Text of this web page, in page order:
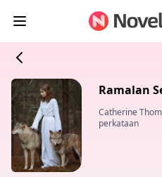
Ramalan
Catherine
perkataan